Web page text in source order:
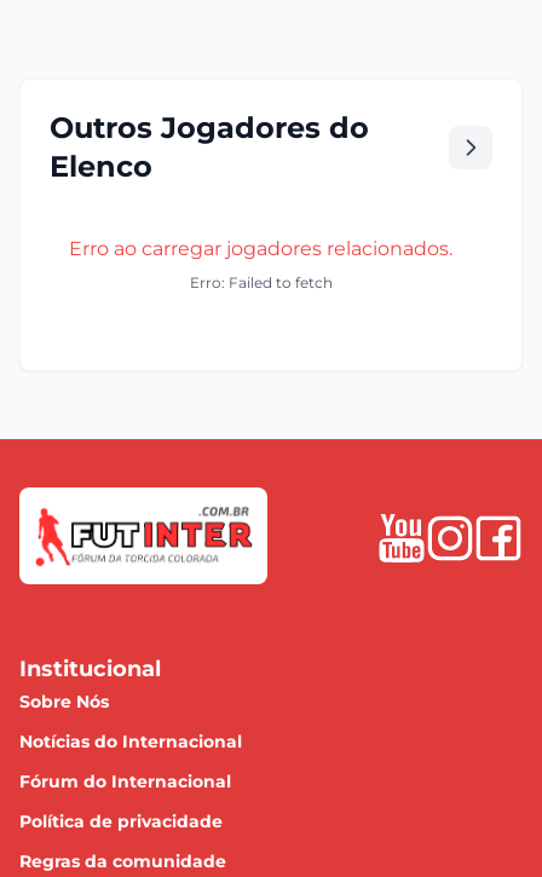
Outros Jogadores do
Elenco
Erro ao carregar jogadores relacionados.
Erro: Failed to fetch
Institucional
Sobre Nós
Notícias do Internacional
Fórum do Internacional
Política de privacidade
Regras da comunidade